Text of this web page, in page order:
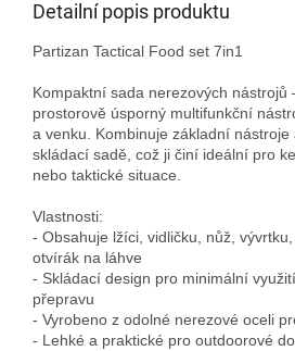
Detailní popis produktu
Partizan Tactical Food set 7in1
Kompaktní sada nerezových
prostorově úsporný multifunkční
a venku. Kombinuje základní nástroje
skládací sadě, což ji činí ideální pro
nebo taktické situace.
Vlastnosti:
- Obsahuje lžíci, vidličku, nůž,
otvírák na láhve
- Skládací design pro minimální
přepravu
- Vyrobeno z odolné nerezové oceli
- Lehké a praktické pro outdoorové